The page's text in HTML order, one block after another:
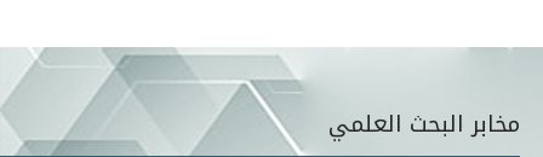
قائمة مخابر البحث
مخابر البحث العلمي